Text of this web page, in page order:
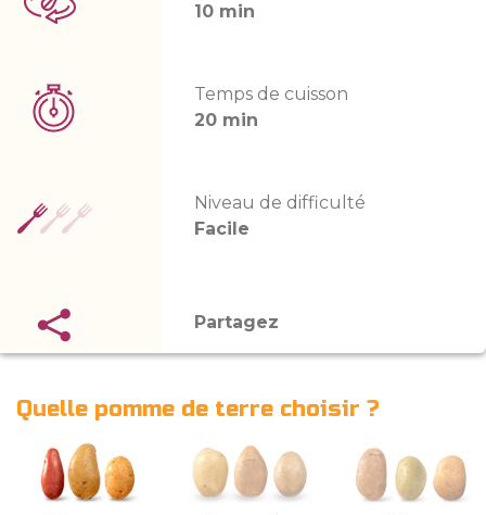
10 min
Temps de cuisson
20 min
Niveau de difficulté
Facile
Partagez
Quelle pomme de terre choisir ?